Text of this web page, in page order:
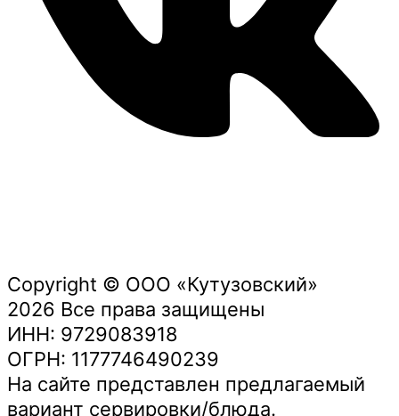
Copyright © ООО «Кутузовский»
2026 Все права защищены
ИНН: 9729083918
ОГРН: 1177746490239
На сайте представлен предлагаемый
вариант сервировки/блюда.